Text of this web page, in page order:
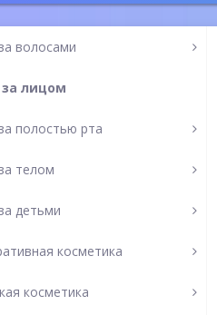
волосами
лицом
полостью рта
телом
детьми
косметика
косметика